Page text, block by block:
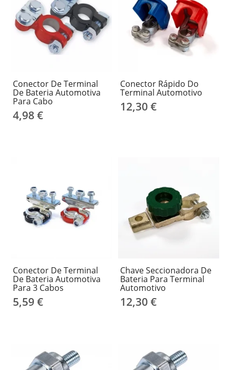
Conector De Terminal
De Bateria Automotiva
Para Cabo
4,98 €
Conector Rápido Do
Terminal Automotivo
12,30 €
Conector De Terminal
De Bateria Automotiva
Para 3 Cabos
5,59 €
Chave Seccionadora De
Bateria Para Terminal
Automotivo
12,30 €